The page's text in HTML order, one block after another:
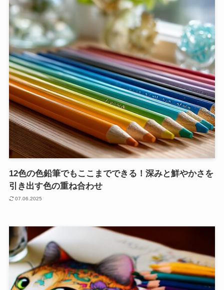
12色の色鉛筆でもここまでできる！深みと鮮やかさを
引き出す色の重ね合わせ
07.06.2025